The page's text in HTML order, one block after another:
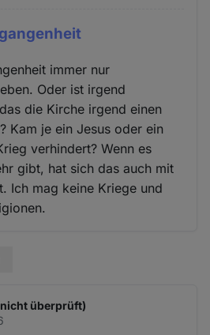
immer nur
Oder ist irgend
die Kirche irgend einen
Kam je ein Jesus oder ein
verhindert? Wenn es
gibt, hat sich das auch mit
Ich mag keine Kriege und
überprüft)